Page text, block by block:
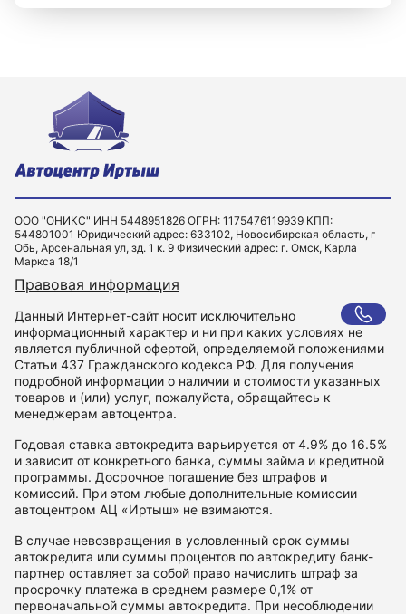
ООО "ОНИКС" ИНН 5448951826 ОГРН: 1175476119939 КПП:
544801001 Юридический адрес: 633102, Новосибирская область, г
Обь, Арсенальная ул, зд. 1 к. 9 Физический адрес: г. Омск, Карла
Маркса 18/1
Правовая информация
Данный Интернет-сайт носит исключительно
информационный характер и ни при каких условиях не
является публичной офертой, определяемой положениями
Статьи 437 Гражданского кодекса РФ. Для получения
подробной информации о наличии и стоимости указанных
товаров и (или) услуг, пожалуйста, обращайтесь к
менеджерам автоцентра.
Годовая ставка автокредита варьируется от 4.9% до 16.5%
и зависит от конкретного банка, суммы займа и кредитной
программы. Досрочное погашение без штрафов и
комиссий. При этом любые дополнительные комиссии
автоцентром АЦ «Иртыш» не взимаются.
В случае невозвращения в условленный срок суммы
автокредита или суммы процентов по автокредиту банк-
партнер оставляет за собой право начислить штраф за
просрочку платежа в среднем размере 0,1% от
первоначальной суммы автокредита. При несоблюдении